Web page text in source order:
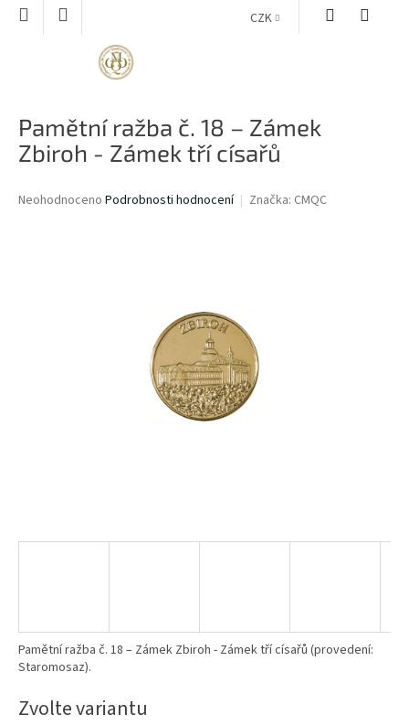
Přejít
CZK
Pamětní ražba č. 18 – Zámek
Zbiroh - Zámek tří císařů
Průměrné
Neohodnoceno Podrobnosti hodnocení Značka: CMQC
Zvolte variantu
Pamětní ražba č. 18 – Zámek Zbiroh - Zámek tří císařů (provedení:
Staromosaz).